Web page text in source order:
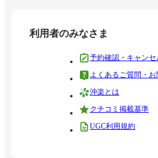
利用者のみなさま
予約確認・キャンセ
よくあるご質問・
沖楽とは
クチコミ掲載基準
UGC利用規約